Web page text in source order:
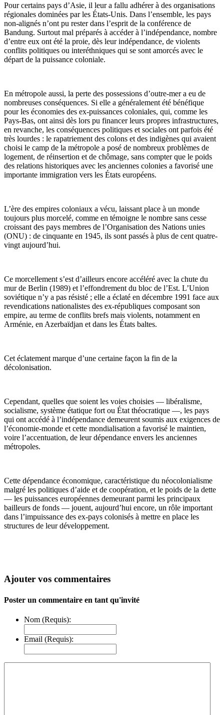
Pour certains pays d’Asie, il leur a fallu adhérer à des organisations
régionales dominées par les États-Unis. Dans l’ensemble, les pays
non-alignés n’ont pu rester dans l’esprit de la conférence de
Bandung. Surtout mal préparés à accéder à l’indépendance, nombre
d’entre eux ont été la proie, dès leur indépendance, de violents
conflits politiques ou interéthniques qui se sont amorcés avec le
départ de la puissance coloniale.
En métropole aussi, la perte des possessions d’outre-mer a eu de
nombreuses conséquences. Si elle a généralement été bénéfique
pour les économies des ex-puissances coloniales, qui, comme les
Pays-Bas, ont ainsi dès lors pu financer leurs propres infrastructures,
en revanche, les conséquences politiques et sociales ont parfois été
très lourdes : le rapatriement des colons et des indigènes qui avaient
choisi le camp de la métropole a posé de nombreux problèmes de
logement, de réinsertion et de chômage, sans compter que le poids
des relations historiques avec les anciennes colonies a favorisé une
importante immigration vers les États européens.
L’ère des empires coloniaux a vécu, laissant place à un monde
toujours plus morcelé, comme en témoigne le nombre sans cesse
croissant des pays membres de l’Organisation des Nations unies
(ONU) : de cinquante en 1945, ils sont passés à plus de cent quatre-
vingt aujourd’hui.
Ce morcellement s’est d’ailleurs encore accéléré avec la chute du
mur de Berlin (1989) et l’effondrement du bloc de l’Est. L’Union
soviétique n’y a pas résisté ; elle a éclaté en décembre 1991 face aux
revendications nationalistes des ex-républiques composant son
empire, au terme de conflits brefs mais violents, notamment en
Arménie, en Azerbaïdjan et dans les États baltes.
Cet éclatement marque d’une certaine façon la fin de la
décolonisation.
Cependant, quelles que soient les voies choisies — libéralisme,
socialisme, système étatique fort ou État théocratique —, les pays
qui ont accédé à l’indépendance demeurent soumis aux exigences de
l’économie-monde et cette mondialisation a favorisé le maintien,
voire l’accentuation, de leur dépendance envers les anciennes
métropoles.
Cette dépendance économique, caractéristique du néocolonialisme
malgré les politiques d’aide et de coopération, et le poids de la dette
— les puissances européennes demeurant parmi les principaux
bailleurs de fonds — jouent, aujourd’hui encore, un rôle important
dans l’impuissance des ex-pays colonisés à mettre en place les
structures de leur développement.
Ajouter vos commentaires
Poster un commentaire en tant qu'invité
Nom (Requis):
Email (Requis):